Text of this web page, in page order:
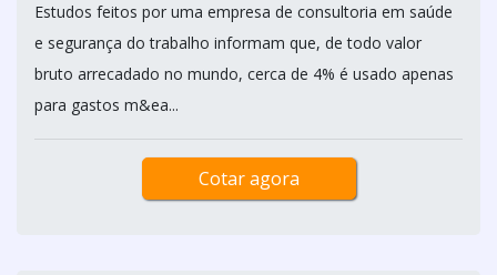
Estudos feitos por uma empresa de consultoria em saúde
e segurança do trabalho informam que, de todo valor
bruto arrecadado no mundo, cerca de 4% é usado apenas
para gastos m&ea...
Cotar agora